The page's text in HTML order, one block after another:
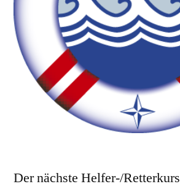
Der nächste Helfer-/Retterkurs